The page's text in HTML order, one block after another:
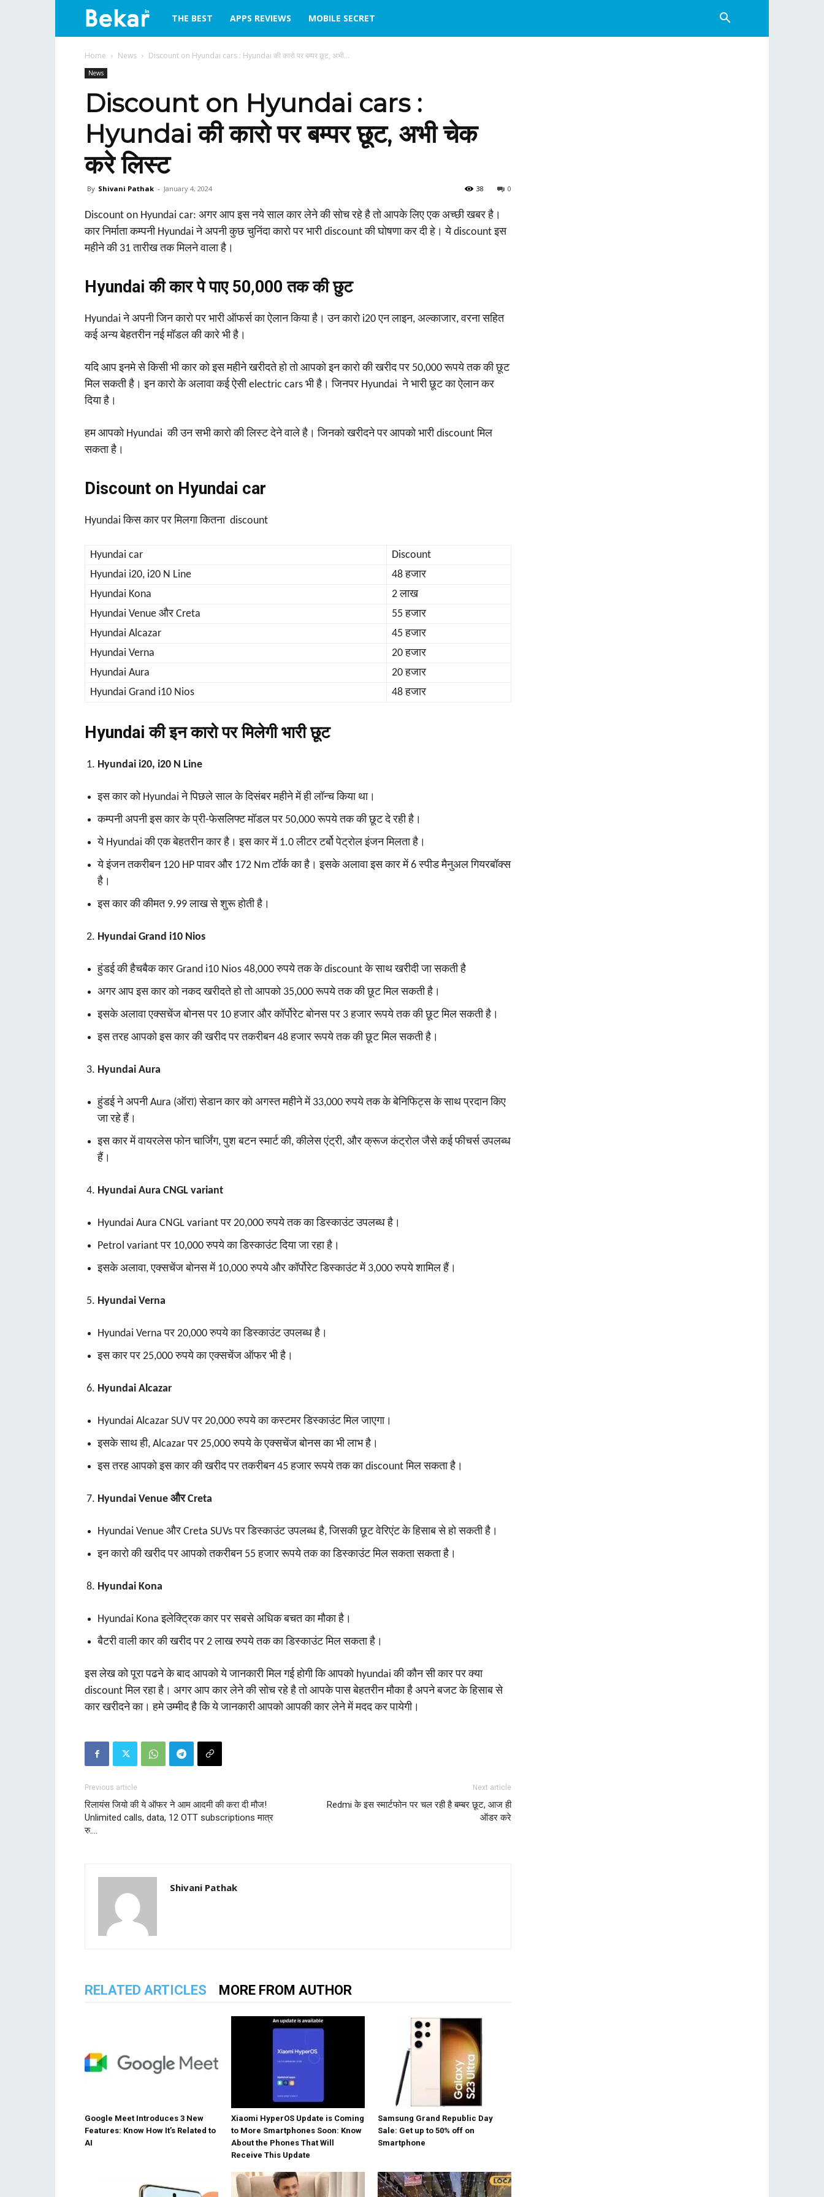
bekar.in
THE BEST APPS REVIEWS MOBILE SECRET
Home News Discount on Hyundai cars : Hyundai की कारो पर बम्‍पर छूट, अभी...
News
Discount on Hyundai cars :
Hyundai की कारो पर बम्‍पर छूट, अभी चेक
करे लिस्‍ट
By Shivani Pathak - January 4, 2024 0
38
Discount on Hyundai car: अगर आप इस नये साल कार लेने की सोच रहे है तो आपके लिए एक अच्‍छी खबर है।
कार निर्माता कम्‍पनी Hyundai ने अपनी कुछ चुनिंदा कारो पर भारी discount की घोषणा कर दी हे। ये discount इस
महीने की 31 तारीख तक मिलने वाला है।
Hyundai की कार पे पाए 50,000 तक की छुट
Hyundai ने अपनी जिन कारो पर भारी ऑफर्स का ऐलान किया है। उन कारो i20 एन लाइन, अल्काजार, वरना सहित
कई अन्य बेहतरीन नई मॉडल की कारे भी है।
यदि आप इनमे से किसी भी कार को इस महीने खरीदते हो तो आपको इन कारो की खरीद पर 50,000 रूपये तक की छूट
मिल सकती है। इन कारो के अलावा कई ऐसी electric cars भी है। जिनपर Hyundai ने भारी छूट का ऐलान कर
दिया है।
हम आपको Hyundai की उन सभी कारो की लिस्‍ट देने वाले है। जिनको खरीदने पर आपको भारी discount मिल
सकता है।
Discount on Hyundai car
Hyundai किस कार पर मिलगा कितना discount
Hyundai car
Discount
Hyundai i20, i20 N Line
48 हजार
Hyundai Kona
2 लाख
Hyundai Venue और Creta
55 हजार
Hyundai Alcazar
45 हजार
Hyundai Verna
20 हजार
Hyundai Aura
20 हजार
Hyundai Grand i10 Nios
48 हजार
Hyundai की इन कारो पर मिलेगी भारी छूट
Hyundai i20, i20 N Line
इस कार को Hyundai ने पिछले साल के दिसंबर महीने में ही लॉन्‍च किया था।
कम्‍पनी अपनी इस कार के प्री-फेसलिफ्ट मॉडल पर 50,000 रूपये तक की छूट दे रही है।
ये Hyundai की एक बेहतरीन कार है। इस कार में 1.0 लीटर टर्बो पेट्रोल इंजन मिलता है।
ये इंजन तकरीबन 120 HP पावर और 172 Nm टॉर्क का है। इसके अलावा इस कार में 6 स्‍पीड मैनुअल गियरबॉक्‍स
है।
इस कार की कीमत 9.99 लाख से शुरू होती है।
Hyundai Grand i10 Nios
हुंडई की हैचबैक कार Grand i10 Nios 48,000 रुपये तक के discount के साथ खरीदी जा सकती है
अगर आप इस कार को नकद खरीदते हो तो आपको 35,000 रूपये तक की छूट मिल सकती है।
इसके अलावा एक्‍सचेंज बोनस पर 10 हजार और कॉर्पोरेट बोनस पर 3 हजार रूपये तक की छूट मिल सकती है।
इस तरह आपको इस कार की खरीद पर तकरीबन 48 हजार रूपये तक की छूट मिल सकती है।
Hyundai Aura
हुंडई ने अपनी Aura (ऑरा) सेडान कार को अगस्त महीने में 33,000 रुपये तक के बेनिफिट्स के साथ प्रदान किए
जा रहे हैं।
इस कार में वायरलेस फोन चार्जिंग, पुश बटन स्मार्ट की, कीलेस एंट्री, और क्रूज कंट्रोल जैसे कई फीचर्स उपलब्ध
हैं।
Hyundai Aura CNGL variant
Hyundai Aura CNGL variant पर 20,000 रुपये तक का डिस्काउंट उपलब्ध है।
Petrol variant पर 10,000 रुपये का डिस्काउंट दिया जा रहा है।
इसके अलावा, एक्सचेंज बोनस में 10,000 रुपये और कॉर्पोरेट डिस्काउंट में 3,000 रुपये शामिल हैं।
Hyundai Verna
Hyundai Verna पर 20,000 रुपये का डिस्काउंट उपलब्ध है।
इस कार पर 25,000 रुपये का एक्सचेंज ऑफर भी है।
Hyundai Alcazar
Hyundai Alcazar SUV पर 20,000 रुपये का कस्टमर डिस्काउंट मिल जाएगा।
इसके साथ ही, Alcazar पर 25,000 रुपये के एक्सचेंज बोनस का भी लाभ है।
इस तरह आपको इस कार की खरीद पर तकरीबन 45 हजार रूपये तक का discount मिल सकता है।
Hyundai Venue और Creta
Hyundai Venue और Creta SUVs पर डिस्काउंट उपलब्ध है, जिसकी छूट वेरिएंट के हिसाब से हो सकती है।
इन कारो की खरीद पर आपको तकरीबन 55 हजार रूपये तक का डिस्‍काउंट मिल सकता सकता है।
Hyundai Kona
Hyundai Kona इलेक्ट्रिक कार पर सबसे अधिक बचत का मौका है।
बैटरी वाली कार की खरीद पर 2 लाख रुपये तक का डिस्काउंट मिल सकता है।
इस लेख को पूरा पढने के बाद आपको ये जानकारी मिल गई होगी कि आपको hyundai की कौन सी कार पर क्‍या
discount मिल रहा है। अगर आप कार लेने की सोच रहे है तो आपके पास बेहतरीन मौका है अपने बजट के हिसाब से
कार खरीदने का। हमे उम्‍मीद है कि ये जानकारी आपको आपकी कार लेने में मदद कर पायेगी।
Previous article
रिलायंस जियो की ये ऑफर ने आम आदमी की करा दी मौज!
Unlimited calls, data, 12 OTT subscriptions मात्र
रु….
Next article
Redmi के इस स्‍मार्टफोन पर चल रही है बम्‍बर छूट, आज ही
ऑडर करे
Shivani Pathak
RELATED ARTICLES MORE FROM AUTHOR
Google Meet Introduces 3 New
Features: Know How It’s Related to
AI
Xiaomi HyperOS Update is Coming
to More Smartphones Soon: Know
About the Phones That Will
Receive This Update
Samsung Grand Republic Day
Sale: Get up to 50% off on
Smartphone